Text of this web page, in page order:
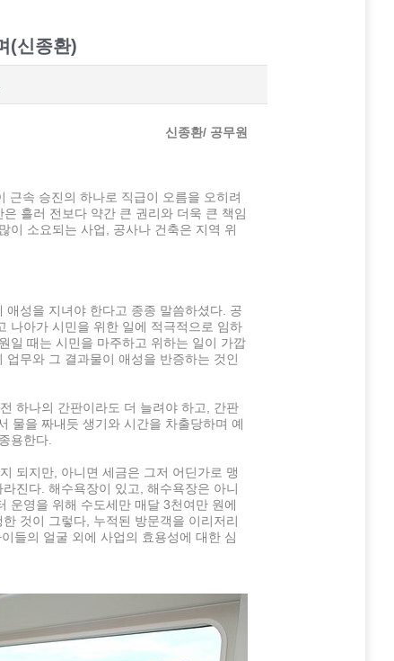
(신종환)
신종환/ 공무원
근속 승진의 하나로 직급이 오름을 오히려
흘러 전보다 약간 큰 권리와 더욱 큰 책임
이 소요되는 사업, 공사나 건축은 지역 위
성을 지녀야 한다고 종종 말씀하셨다. 공
나아가 시민을 위한 일에 적극적으로 임하
일 때는 시민을 마주하고 위하는 일이 가깝
무와 그 결과물이 애성을 반증하는 것인
하나의 간판이라도 더 늘려야 하고, 간판
물을 짜내듯 생기와 시간을 차출당하며 예
용한다.
되지만, 아니면 세금은 그저 어딘가로 맹
진다. 해수욕장이 있고, 해수욕장은 아니
운영을 위해 수도세만 매달 3천여만 원에
것이 그렇다, 누적된 방문객을 이리저리
들의 얼굴 외에 사업의 효용성에 대한 심